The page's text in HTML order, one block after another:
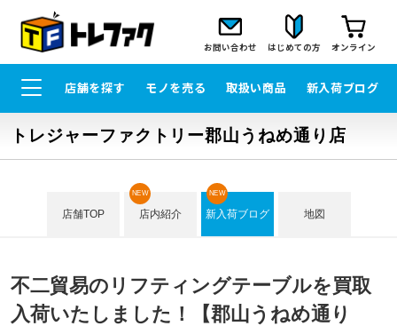
お問い合わせ はじめての方 オンライン
店舗を探す モノを売る 取扱い商品 新入荷ブログ
トレジャーファクトリー郡山うねめ通り店
店舗TOP 店内紹介
NEW
新入荷ブログ
NEW
地図
不二貿易のリフティングテーブルを買取
入荷いたしました！【郡山うねめ通り